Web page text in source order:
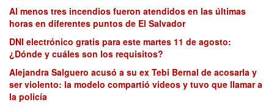
Al menos tres incendios fueron atendidos en las últimas
horas en diferentes puntos de El Salvador
DNI electrónico gratis para este martes 11 de agosto:
¿Dónde y cuáles son los requisitos?
Alejandra Salguero acusó a su ex Tebi Bernal de acosarla y
ser violento: la modelo compartió videos y tuvo que llamar a
la policía